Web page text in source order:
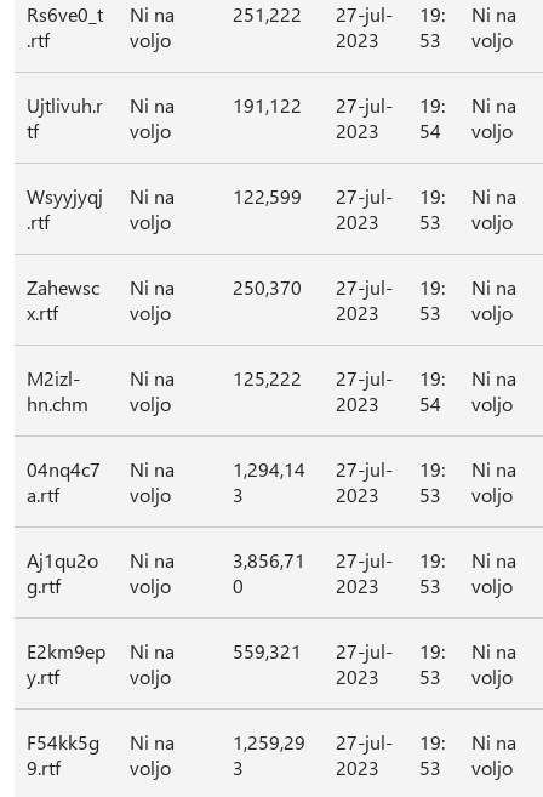
Rs6ve0_t
.rtf
Ni na
voljo
251,222
27-jul-
2023
19:
53
Ni na
voljo
Ujtlivuh.r
tf
Ni na
voljo
191,122
27-jul-
2023
19:
54
Ni na
voljo
Wsyyjyqj
.rtf
Ni na
voljo
122,599
27-jul-
2023
19:
53
Ni na
voljo
Zahewsc
x.rtf
Ni na
voljo
250,370
27-jul-
2023
19:
53
Ni na
voljo
M2izl-
hn.chm
Ni na
voljo
125,222
27-jul-
2023
19:
54
Ni na
voljo
04nq4c7
a.rtf
Ni na
voljo
1,294,14
3
27-jul-
2023
19:
53
Ni na
voljo
Aj1qu2o
g.rtf
Ni na
voljo
3,856,71
0
27-jul-
2023
19:
53
Ni na
voljo
E2km9ep
y.rtf
Ni na
voljo
559,321
27-jul-
2023
19:
53
Ni na
voljo
F54kk5g
9.rtf
Ni na
voljo
1,259,29
3
27-jul-
2023
19:
53
Ni na
voljo